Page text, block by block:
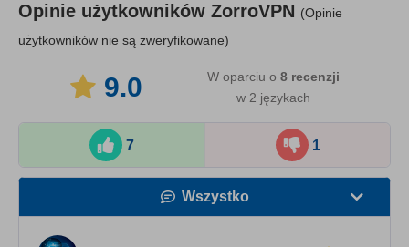
Opinie użytkowników ZorroVPN (Opinie
użytkowników nie są zweryfikowane)
9.0 W oparciu o 8 recenzji
w 2 językach
7 1
Wszystko